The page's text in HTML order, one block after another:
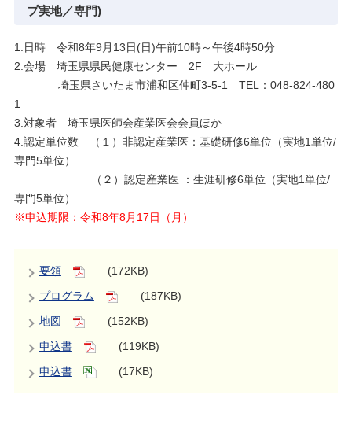
プ実地／専門)
1.日時 令和8年9月13日(日)午前10時～午後4時50分
2.会場 埼玉県県民健康センター 2F 大ホール
埼玉県さいたま市浦和区仲町3-5-1 TEL：048-824-480
1
3.対象者 埼玉県医師会産業医会会員ほか
4.認定単位数 （１）非認定産業医：基礎研修6単位（実地1単位/
専門5単位）
（２）認定産業医 ：生涯研修6単位（実地1単位/
専門5単位）
※申込期限：令和8年8月17日（月）
要領
(172KB)
プログラム
(187KB)
地図
(152KB)
申込書
(119KB)
申込書
(17KB)